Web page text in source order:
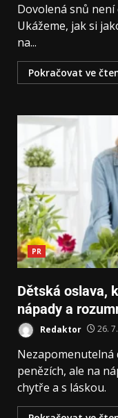
Dovolená snů
Ukážeme, jak si
na...
Pokračovat ve
PR
Dětská oslava,
nápady a
Redaktor 26.
Nezapomenutelná
penězích, ale na
chytře a s láskou.